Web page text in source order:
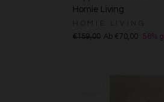
Homie Living
€159,00 Ab €70,00 56%